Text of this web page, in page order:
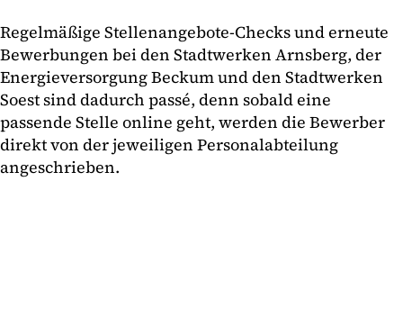
Regelmäßige Stellenangebote-Checks und erneute
Bewerbungen bei den Stadtwerken Arnsberg, der
Energieversorgung Beckum und den Stadtwerken
Soest sind dadurch passé, denn sobald eine
passende Stelle online geht, werden die Bewerber
direkt von der jeweiligen Personalabteilung
angeschrieben.